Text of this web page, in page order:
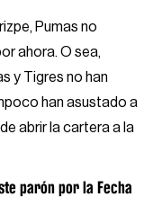
Pumas no
ahora. O sea,
y Tigres no han
han asustado a
abrir la cartera a la
parón por la Fecha